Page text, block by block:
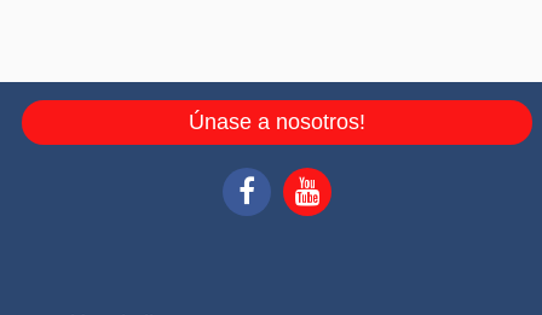
Únase a nosotros!